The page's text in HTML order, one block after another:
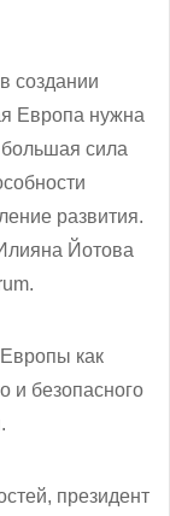
создании
Европа нужна
сила
развития.
Йотова
как
и безопасного
президент